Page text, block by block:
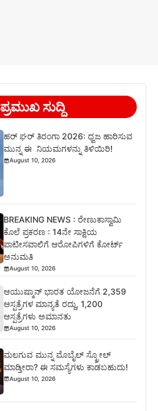
ಪ್ರಮುಖ ಸುದ್ದಿ
ಹರ್ ಘರ್ ತಿರಂಗಾ 2026: ಧ್ವಜ ಹಾರಿಸುವ
ಮುನ್ನ ಈ ನಿಯಮಗಳನ್ನು ತಿಳಿಯಿರಿ!
August 10, 2026
BREAKING NEWS : ರೇಣುಕಾಸ್ವಾಮಿ
ಕೊಲೆ ಪ್ರಕರಣ : 14ನೇ ಸಾಕ್ಷಿಯ
ಪಾಟೀಸವಾಲಿಗೆ ಆರೋಪಿಗಳಿಗೆ ಕೋರ್ಟ್
ಅನುಮತಿ
August 10, 2026
ಆಯುಷ್ಮಾನ್ ಭಾರತ ಯೋಜನೆಗೆ 2,359
ಆಸ್ಪತ್ರೆಗಳ ಮಾನ್ಯತೆ ರದ್ದು, 1,200
ಆಸ್ಪತ್ರೆಗಳು ಅಮಾನತು
August 10, 2026
ಮಲಗುವ ಮುನ್ನ ಮೊಬೈಲ್ ಸ್ಕ್ರೋಲ್
ಮಾಡ್ತೀರಾ? ಈ ಸಮಸ್ಯೆಗಳು ಕಾಡಬಹುದು!
August 10, 2026